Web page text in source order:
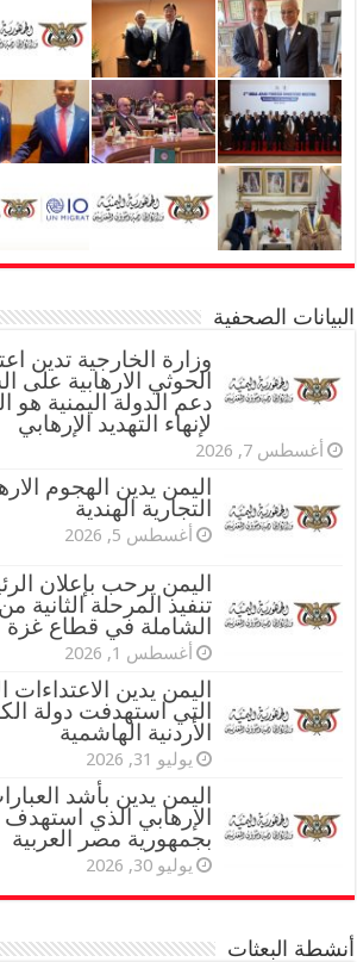
البيانات الصحفية
وزارة الخارجية تدين
الحوثي الارهابية على
دعم الدولة اليمنية هو
لإنهاء التهديد الإرهابي
أغسطس 7, 2026
اليمن يدين الهجوم
التجارية الهندية
أغسطس 5, 2026
اليمن يرحب بإعلان
تنفيذ المرحلة الثانية
الشاملة في قطاع غزة
أغسطس 1, 2026
اليمن يدين الاعتداءات
التي استهدفت دولة
الأردنية الهاشمية
يوليو 31, 2026
اليمن يدين بأشد
الإرهابي الذي استهدف
بجمهورية مصر العربية
يوليو 30, 2026
أنشطة البعثات